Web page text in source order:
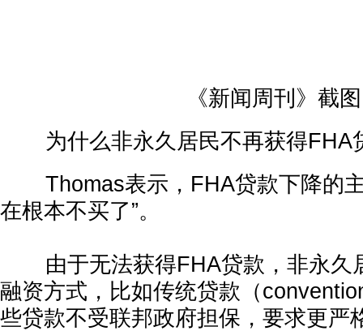
《新闻周刊》截图
为什么非永久居民不再获得FHA
Thomas表示，FHA贷款下降的主
在根本不买了”。
由于无法获得FHA贷款，非永久
融资方式，比如传统贷款（
些贷款不受联邦政府担保，要求更严